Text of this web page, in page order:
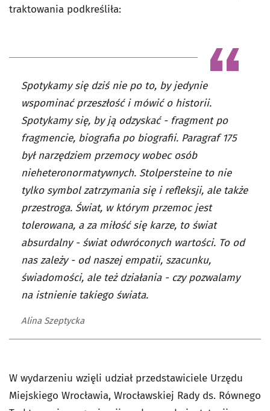
traktowania podkreśliła:
Spotykamy się dziś nie po to, by jedynie
wspominać przeszłość i mówić o historii.
Spotykamy się, by ją odzyskać - fragment po
fragmencie, biografia po biografii. Paragraf 175
był narzędziem przemocy wobec osób
nieheteronormatywnych. Stolpersteine to nie
tylko symbol zatrzymania się i refleksji, ale także
przestroga. Świat, w którym przemoc jest
tolerowana, a za miłość się karze, to świat
absurdalny - świat odwróconych wartości. To od
nas zależy - od naszej empatii, szacunku,
świadomości, ale też działania - czy pozwalamy
na istnienie takiego świata.
Alina Szeptycka
W wydarzeniu wzięli udział przedstawiciele Urzędu
Miejskiego Wrocławia, Wrocławskiej Rady ds. Równego